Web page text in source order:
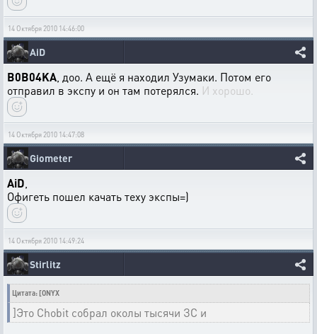
14 Октября 2010 14:46:00
AiD
B0B04KA , доо. А ещё я находил Узумаки. Потом его
отправил в экспу и он там потерялся. И хорошо.
14 Октября 2010 14:47:08
Giometer
AiD
Офигеть пошел качать теху экспы=)
14 Октября 2010 14:49:24
Stirlitz
Цитата: [ONYX
]Это Chobit собрал околы тысячи ЗС и